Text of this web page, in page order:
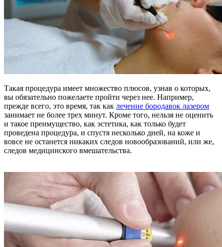
Такая процедура имеет множество плюсов, узнав о которых,
вы обязательно пожелаете пройти через нее. Например,
прежде всего, это время, так как лечение бородавок лазером
занимает не более трех минут. Кроме того, нельзя не оценить
и такое преимущество, как эстетика, как только будет
проведена процедура, и спустя несколько дней, на коже и
вовсе не останется никаких следов новообразований, или же,
следов медицинского вмешательства.